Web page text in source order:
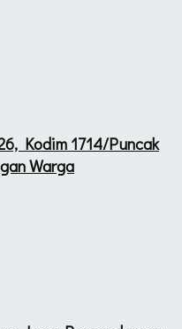
Kodim 1714/Puncak
Warga